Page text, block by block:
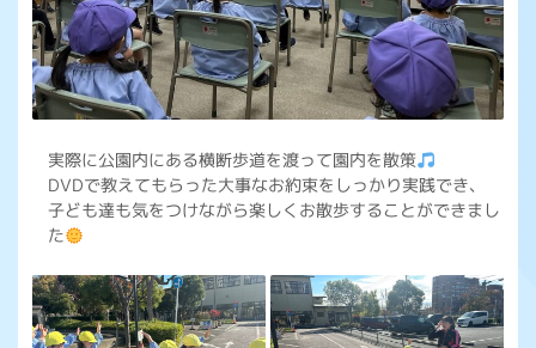
実際に公園内にある横断歩道を渡って園内を散策
DVDで教えてもらった大事なお約束をしっかり実践でき、
子ども達も気をつけながら楽しくお散歩することができまし
た